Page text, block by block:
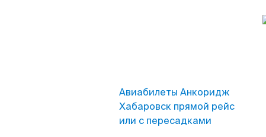
Авиабилеты Анкоридж
Хабаровск прямой рейс
или с пересадками